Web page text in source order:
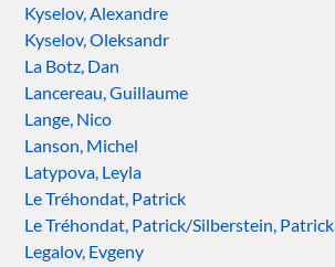
Kyselov, Alexandre
Kyselov, Oleksandr
La Botz, Dan
Lancereau, Guillaume
Lange, Nico
Lanson, Michel
Latypova, Leyla
Le Tréhondat, Patrick
Le Tréhondat, Patrick/Silberstein, Patrick
Legalov, Evgeny